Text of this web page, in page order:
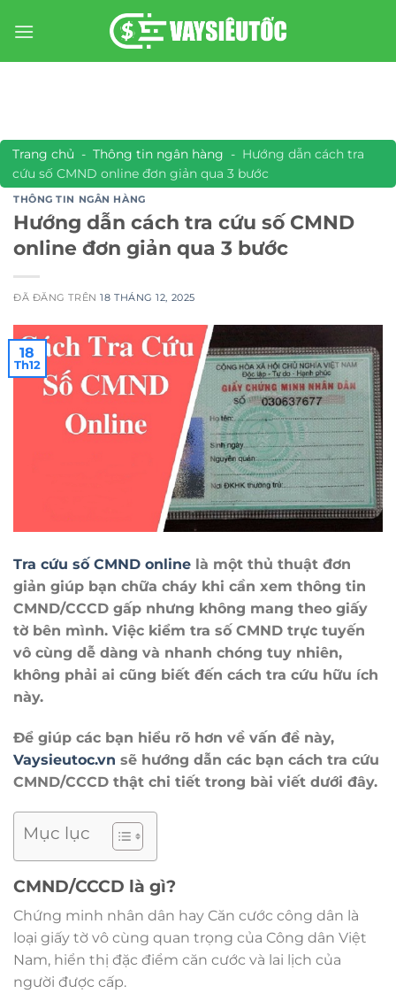
đến
Trang chủ - Thông tin ngân hàng - Hướng dẫn cách tra
cứu số CMND online đơn giản qua 3 bước
THÔNG TIN NGÂN HÀNG
Hướng dẫn cách tra cứu số CMND
online đơn giản qua 3 bước
ĐÃ ĐĂNG TRÊN18 THÁNG 12, 2025
18
Th12
Tra cứu số CMND online là một thủ thuật đơn
giản giúp bạn chữa cháy khi cần xem thông tin
CMND/CCCD gấp nhưng không mang theo giấy
tờ bên mình. Việc kiểm tra số CMND trực tuyến
vô cùng dễ dàng và nhanh chóng tuy nhiên,
không phải ai cũng biết đến cách tra cứu hữu ích
này.
Để giúp các bạn hiểu rõ hơn về vấn đề này,
Vaysieutoc.vn sẽ hướng dẫn các bạn cách tra cứu
CMND/CCCD thật chi tiết trong bài viết dưới đây.
Mục lục
CMND/CCCD là gì?
Chứng minh nhân dân hay Căn cước công dân là
loại giấy tờ vô cùng quan trọng của Công dân Việt
Nam, hiển thị đặc điểm căn cước và lai lịch của
người được cấp.